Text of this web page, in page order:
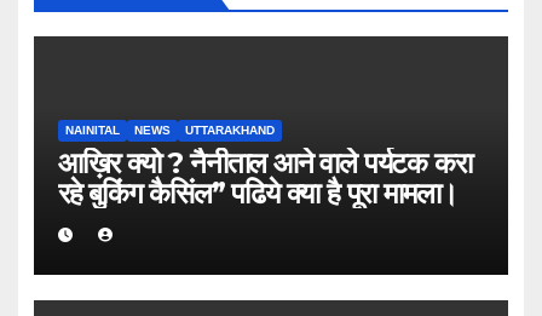
NAINITAL NEWS UTTARAKHAND
आख़िर क्यो ? नैनीताल आने वाले पर्यटक करा
रहे बुकिंग कैसिंल” पढिये क्या है पूरा मामला।